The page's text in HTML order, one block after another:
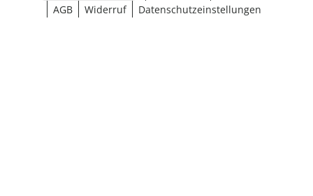
AGB
Widerruf Datenschutzeinstellungen